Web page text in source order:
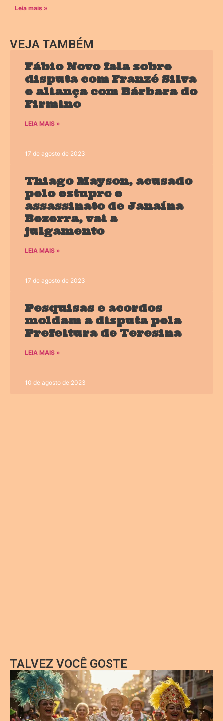
Leia mais »
VEJA TAMBÉM
Fábio Novo fala sobre
disputa com Franzé Silva
e aliança com Bárbara do
Firmino
LEIA MAIS »
17 de agosto de 2023
Thiago Mayson, acusado
pelo estupro e
assassinato de Janaína
Bezerra, vai a
julgamento
LEIA MAIS »
17 de agosto de 2023
Pesquisas e acordos
moldam a disputa pela
Prefeitura de Teresina
LEIA MAIS »
10 de agosto de 2023
TALVEZ VOCÊ GOSTE